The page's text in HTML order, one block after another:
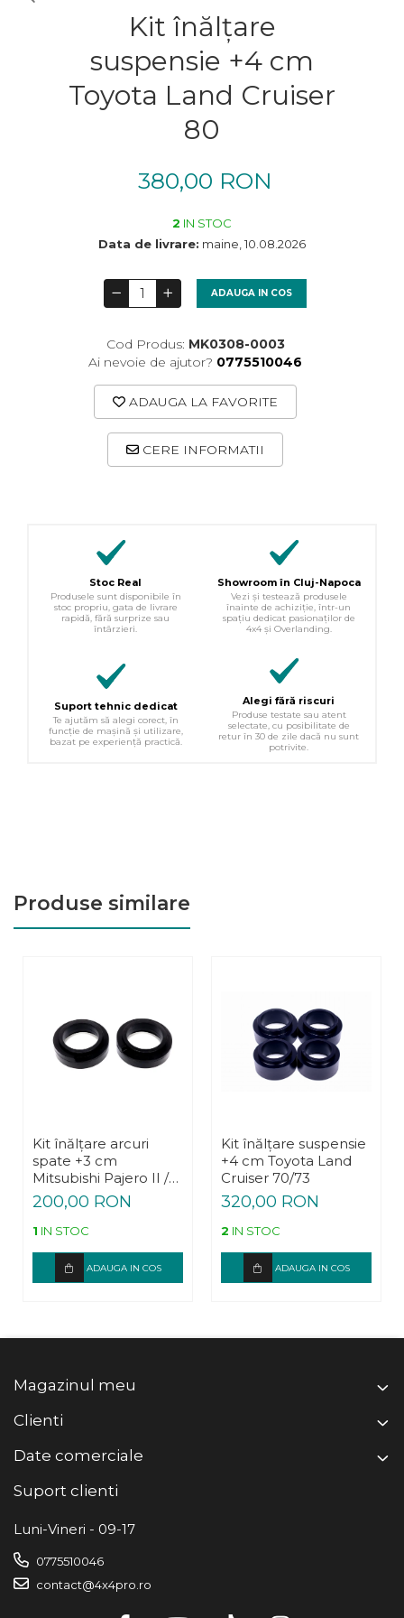
Kit înălțare
suspensie +4 cm
Toyota Land Cruiser
80
380,00 RON
2 IN STOC
Data de livrare: maine, 10.08.2026
ADAUGA IN COS
Cod Produs: MK0308-0003
Ai nevoie de ajutor? 0775510046
ADAUGA LA FAVORITE
CERE INFORMATII
Stoc Real
Produsele sunt disponibile în
stoc propriu, gata de livrare
rapidă, fără surprize sau
întârzieri.
Showroom în Cluj-Napoca
Vezi și testează produsele
înainte de achiziție, într-un
spațiu dedicat pasionaților de
4x4 și Overlanding.
Suport tehnic dedicat
Te ajutăm să alegi corect, în
funcție de mașină și utilizare,
bazat pe experiență practică.
Alegi fără riscuri
Produse testate sau atent
selectate, cu posibilitate de
retur în 30 de zile dacă nu sunt
potrivite.
Produse similare
Kit înălțare arcuri
spate +3 cm
Mitsubishi Pajero II /
Hyundai Galloper
200,00 RON
1 IN STOC
ADAUGA IN COS
Kit înălțare suspensie
+4 cm Toyota Land
Cruiser 70/73
320,00 RON
2 IN STOC
ADAUGA IN COS
Magazinul meu
Clienti
Date comerciale
Suport clienti
Luni-Vineri - 09-17
0775510046
contact@4x4pro.ro